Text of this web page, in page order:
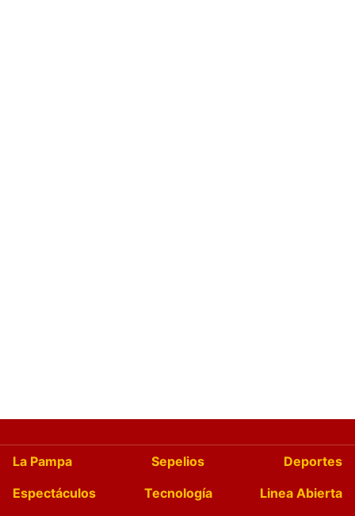
La Pampa Sepelios
Deportes
Espectáculos
Tecnología
Linea Abierta